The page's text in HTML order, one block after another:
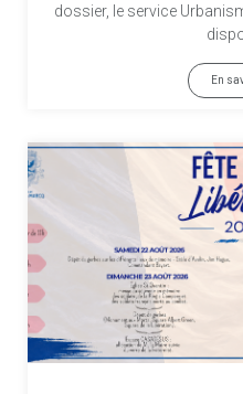
dossier, le service
En